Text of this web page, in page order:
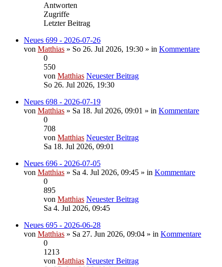
Antworten
Zugriffe
Letzter Beitrag
Neues 699 - 2026-07-26
von Matthias » So 26. Jul 2026, 19:30 » in Kommentare
0
550
von Matthias Neuester Beitrag
So 26. Jul 2026, 19:30
Neues 698 - 2026-07-19
von Matthias » Sa 18. Jul 2026, 09:01 » in Kommentare
0
708
von Matthias Neuester Beitrag
Sa 18. Jul 2026, 09:01
Neues 696 - 2026-07-05
von Matthias » Sa 4. Jul 2026, 09:45 » in Kommentare
0
895
von Matthias Neuester Beitrag
Sa 4. Jul 2026, 09:45
Neues 695 - 2026-06-28
von Matthias » Sa 27. Jun 2026, 09:04 » in Kommentare
0
1213
von Matthias Neuester Beitrag